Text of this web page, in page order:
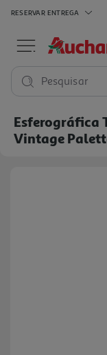
RESERVAR ENTREGA
Pesquisar
Esferográfica
Vintage